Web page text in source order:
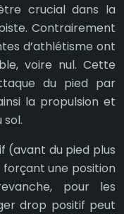
crucial dans la
Contrairement
d’athlétisme ont
voire nul. Cette
du pied par
la propulsion et
(avant du pied plus
forçant une position
pour les
drop positif peut